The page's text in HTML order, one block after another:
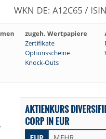
WKN DE: A12C65 /
zugeh. Wertpapiere
Zertifikate
Optionsscheine
Knock-Outs
AKTIENKURS
CORP IN EUR